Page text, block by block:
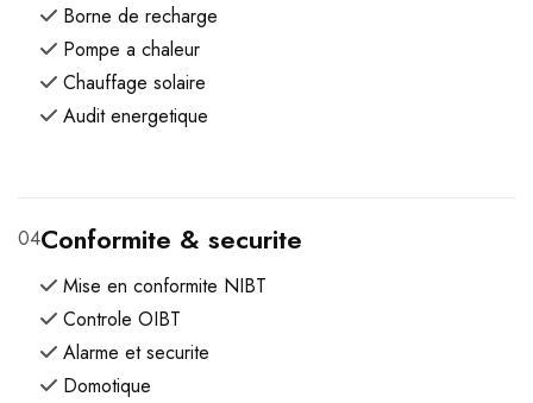
Borne de recharge
Pompe a chaleur
Chauffage solaire
Audit energetique
04Conformite & securite
Mise en conformite NIBT
Controle OIBT
Alarme et securite
Domotique